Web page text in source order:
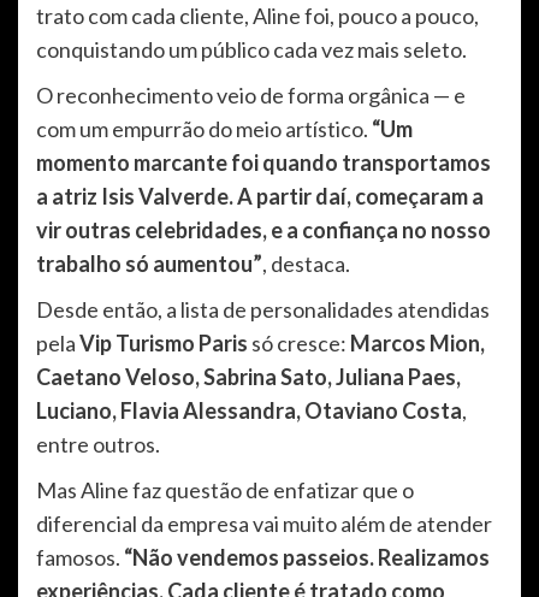
trato com cada cliente, Aline foi, pouco a pouco,
conquistando um público cada vez mais seleto.
O reconhecimento veio de forma orgânica — e
com um empurrão do meio artístico. “Um
momento marcante foi quando transportamos
a atriz Isis Valverde. A partir daí, começaram a
vir outras celebridades, e a confiança no nosso
trabalho só aumentou”, destaca.
Desde então, a lista de personalidades atendidas
pelaVip Turismo Paris só cresce: Marcos Mion,
Caetano Veloso, Sabrina Sato, Juliana Paes,
Luciano, Flavia Alessandra, Otaviano Costa,
entre outros.
Mas Aline faz questão de enfatizar que o
diferencial da empresa vai muito além de atender
famosos. “Não vendemos passeios. Realizamos
experiências. Cada cliente é tratado como